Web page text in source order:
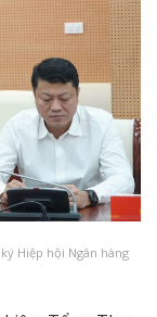
Hiệp hội Ngân hàng